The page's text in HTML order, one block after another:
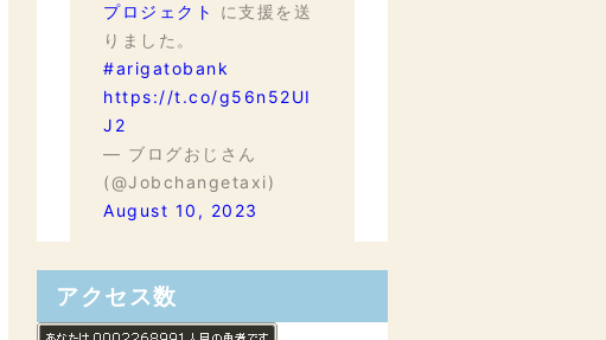
プロジェクト
に支援を送
りました。
#arigatobank
https://t.co/g56n52UI
J2
— ブログおじさん
(@Jobchangetaxi)
August 10, 2023
アクセス数